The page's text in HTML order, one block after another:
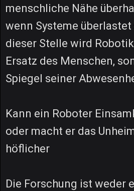
menschliche Nähe
wenn Systeme überlastet
dieser Stelle wird
Ersatz des Menschen,
Spiegel seiner
Kann ein Roboter
oder macht er das
höflicher
Die Forschung ist weder